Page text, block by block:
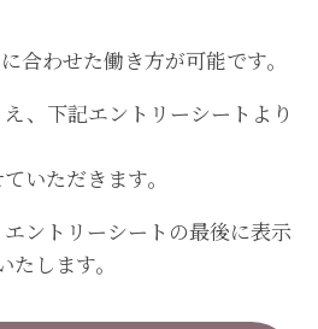
合わせた働き方が可能です。
、下記エントリーシートより
いただきます。
ントリーシートの最後に表示
します。